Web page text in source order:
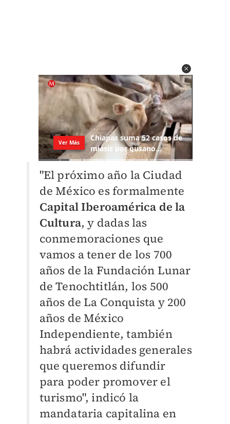
"El próximo año la Ciudad
de México es formalmente
Capital Iberoamérica de la
Cultura, y dadas las
conmemoraciones que
vamos a tener de los 700
años de la Fundación Lunar
de Tenochtitlán, los 500
años de La Conquista y 200
años de México
Independiente, también
habrá actividades generales
que queremos difundir
para poder promover el
turismo", indicó la
mandataria capitalina en